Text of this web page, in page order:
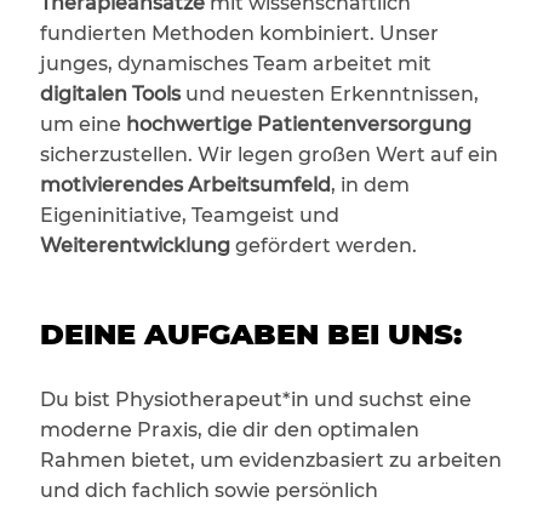
fundierten Methoden kombiniert. Unser
junges, dynamisches Team arbeitet mit
digitalen Toolsund neuesten Erkenntnissen,
um eine hochwertige Patientenversorgung
sicherzustellen. Wir legen großen Wert auf ein
motivierendes Arbeitsumfeld, in dem
Eigeninitiative, Teamgeist und
Weiterentwicklung gefördert werden.
DEINE AUFGABEN BEI UNS:
Du bist Physiotherapeut*in und suchst eine
moderne Praxis, die dir den optimalen
Rahmen bietet, um evidenzbasiert zu arbeiten
und dich fachlich sowie persönlich